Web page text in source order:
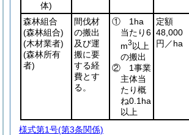
体)
森林組合
(森林組合)
(木材業者)
(森林所有
者)
間伐材
の搬出
及び運
搬に要
する経
費とす
る。
① 1ha
当たり6
m3以上
の搬出
② 1事業
主体当
たり概
ね0.1ha
以上
定額
48,000
円／ha
様式第1号(第3条関係)